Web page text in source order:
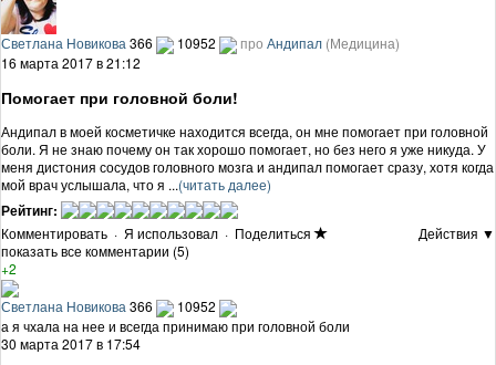
Светлана Новикова 366 10952 про Андипал (Медицина)
16 марта 2017 в 21:12
Помогает при головной боли!
Андипал в моей косметичке находится всегда, он мне помогает при головной
боли. Я не знаю почему он так хорошо помогает, но без него я уже никуда. У
меня дистония сосудов головного мозга и андипал помогает сразу, хотя когда
мой врач услышала, что я ...(читать далее)
Рейтинг:
Комментировать · Я использовал · Поделиться
Действия ▼
показать все комментарии (5)
+2
Светлана Новикова 366
10952
а я чхала на нее и всегда принимаю при головной боли
30 марта 2017 в 17:54